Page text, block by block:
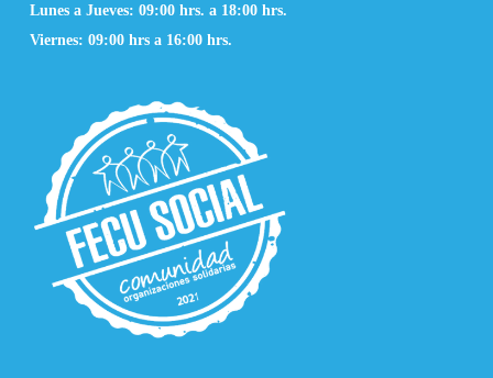
Lunes a Jueves: 09:00 hrs. a 18:00 hrs.
Viernes: 09:00 hrs a 16:00 hrs.